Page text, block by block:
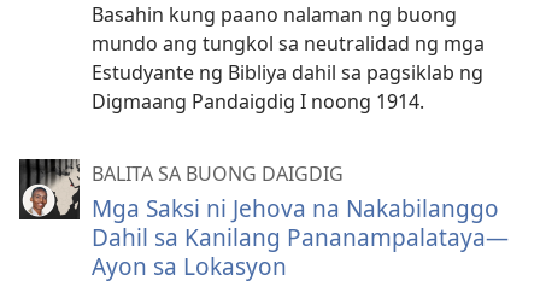
Basahin kung paano nalaman ng buong
mundo ang tungkol sa neutralidad ng mga
Estudyante ng Bibliya dahil sa pagsiklab ng
Digmaang Pandaigdig I noong 1914.
BALITA SA BUONG DAIGDIG
Mga Saksi ni Jehova na Nakabilanggo
Dahil sa Kanilang Pananampalataya—
Ayon sa Lokasyon